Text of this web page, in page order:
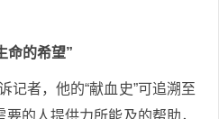
命的希望”
记者，他的“献血史”可追溯至
的人提供力所能及的帮助，